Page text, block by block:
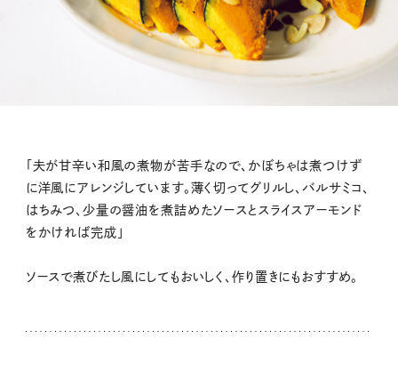
「夫が甘辛い和風の煮物が苦手なので、かぼちゃは煮つけず
に洋風にアレンジしています。薄く切ってグリルし、バルサミコ、
はちみつ、少量の醤油を煮詰めたソースとスライスアーモンド
をかければ完成」
ソースで煮びたし風にしてもおいしく、作り置きにもおすすめ。